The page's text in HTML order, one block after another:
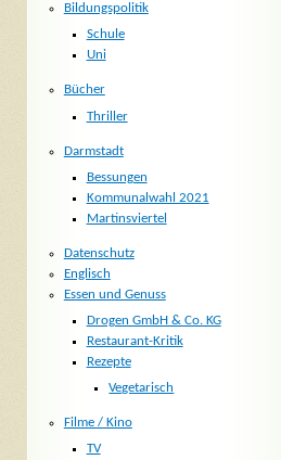
Bildungspolitik
Schule
Uni
Bücher
Thriller
Darmstadt
Bessungen
Kommunalwahl 2021
Martinsviertel
Datenschutz
Englisch
Essen und Genuss
Drogen GmbH & Co. KG
Restaurant-Kritik
Rezepte
Vegetarisch
Filme / Kino
TV